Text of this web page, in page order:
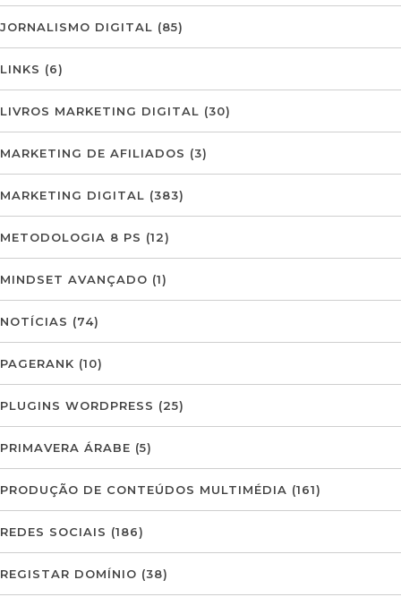
JORNALISMO DIGITAL (85)
LINKS (6)
LIVROS MARKETING DIGITAL (30)
MARKETING DE AFILIADOS (3)
MARKETING DIGITAL (383)
METODOLOGIA 8 PS (12)
MINDSET AVANÇADO (1)
NOTÍCIAS (74)
PAGERANK (10)
PLUGINS WORDPRESS (25)
PRIMAVERA ÁRABE (5)
PRODUÇÃO DE CONTEÚDOS MULTIMÉDIA (161)
REDES SOCIAIS (186)
REGISTAR DOMÍNIO (38)